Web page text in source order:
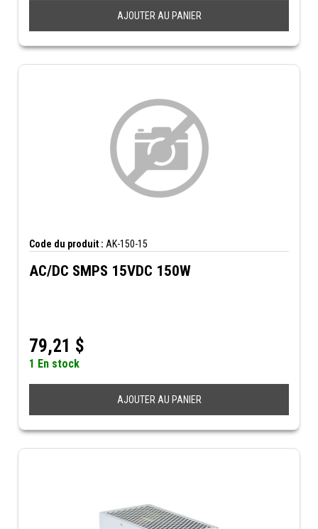
AJOUTER AU PANIER
Code du produit : AK-150-15
AC/DC SMPS 15VDC 150W
79,21 $
1 En stock
AJOUTER AU PANIER